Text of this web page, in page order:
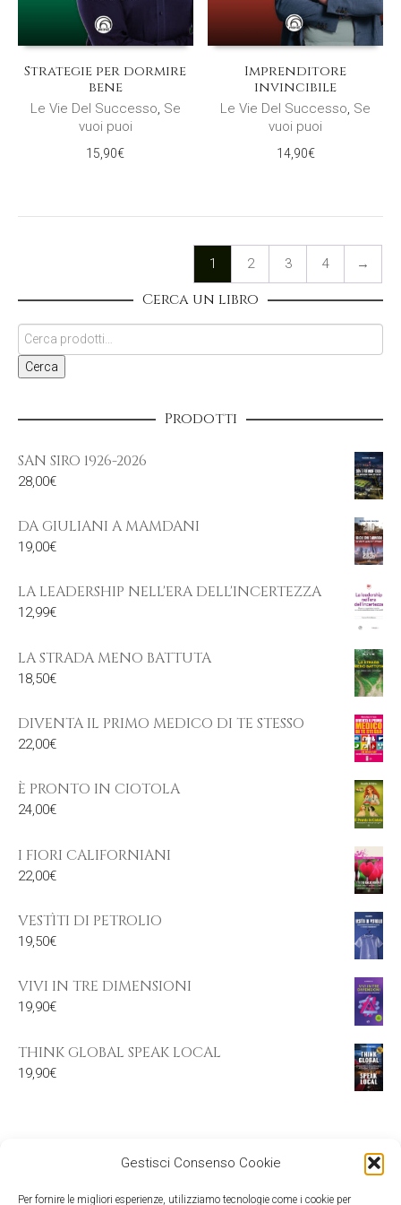
Gestisci Consenso Cookie
Per fornire le migliori esperienze, utilizziamo tecnologie come i cookie per
Strategie per dormire
bene
Le Vie Del Successo, Se
vuoi puoi
15,90€
Imprenditore
invincibile
Le Vie Del Successo, Se
vuoi puoi
14,90€
1 2 3 4 →
Cerca un libro
Cerca
Prodotti
SAN SIRO 1926-2026
28,00€
DA GIULIANI A MAMDANI
19,00€
LA LEADERSHIP NELL'ERA DELL'INCERTEZZA
12,99€
LA STRADA MENO BATTUTA
18,50€
DIVENTA IL PRIMO MEDICO DI TE STESSO
22,00€
È PRONTO IN CIOTOLA
24,00€
I FIORI CALIFORNIANI
22,00€
VESTÌTI DI PETROLIO
19,50€
VIVI IN TRE DIMENSIONI
19,90€
THINK GLOBAL SPEAK LOCAL
19,90€